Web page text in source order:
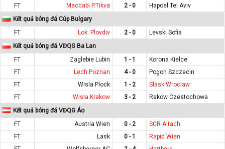
FT
Maccabi P.Tikva 2 - 0
Hapoel Tel Aviv
Kết quả bóng đá Cúp Bulgary
FT
Lok. Plovdiv 2 - 0
Levski Sofia
Kết quả bóng đá VĐQG Ba Lan
FT
Zaglebie Lubin 1 - 1
Korona Kielce
FT
Lech Poznan 4 - 0
Pogon Szczecin
FT
Wisla Plock 1 - 2
Slask Wroclaw
FT
Wisla Krakow 3 - 2
Rakow Czestochowa
Kết quả bóng đá VĐQG Áo
FT
Austria Wien 0 - 2
SCR Altach
FT
Lask 0 - 1
Rapid Wien